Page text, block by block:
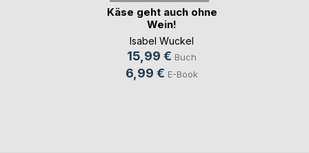
Käse geht auch ohne
Wein!
Isabel Wuckel
15,99 € Buch
6,99 € E-Book